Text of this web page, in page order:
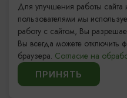
Компас Балтийской
Настоящий
Для улучшения работы сайта
пользователями мы
работу с сайтом, Вы
Вы всегда можете отключить
браузера. Согласие на
ПРИНЯТЬ